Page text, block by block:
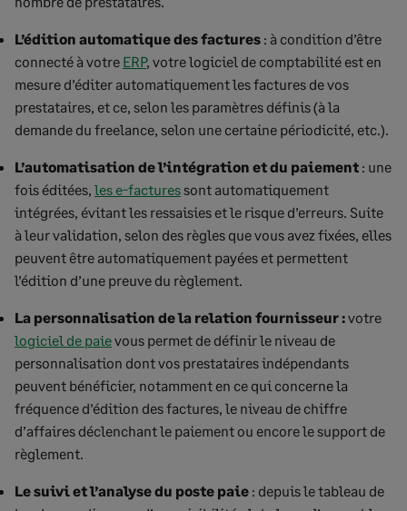
L’édition automatique des factures : à condition d’être
connecté à votre ERP, votre logiciel de comptabilité est en
mesure d’éditer automatiquement les factures de vos
prestataires, et ce, selon les paramètres définis (à la
demande du freelance, selon une certaine périodicité, etc.).
L’automatisation de l’intégration et du paiement : une
fois éditées, les e-facturessont automatiquement
intégrées, évitant les ressaisies et le risque d’erreurs. Suite
à leur validation, selon des règles que vous avez fixées, elles
peuvent être automatiquement payées et permettent
l’édition d’une preuve du règlement.
La personnalisation de la relation fournisseur :votre
logiciel de paievous permet de définir le niveau de
personnalisation dont vos prestataires indépendants
peuvent bénéficier, notamment en ce qui concerne la
fréquence d’édition des factures, le niveau de chiffre
d’affaires déclenchant le paiement ou encore le support de
règlement.
Le suivi et l’analyse du poste paie : depuis le tableau de